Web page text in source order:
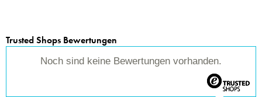
Trusted Shops Bewertungen
Noch sind keine Bewertungen vorhanden.